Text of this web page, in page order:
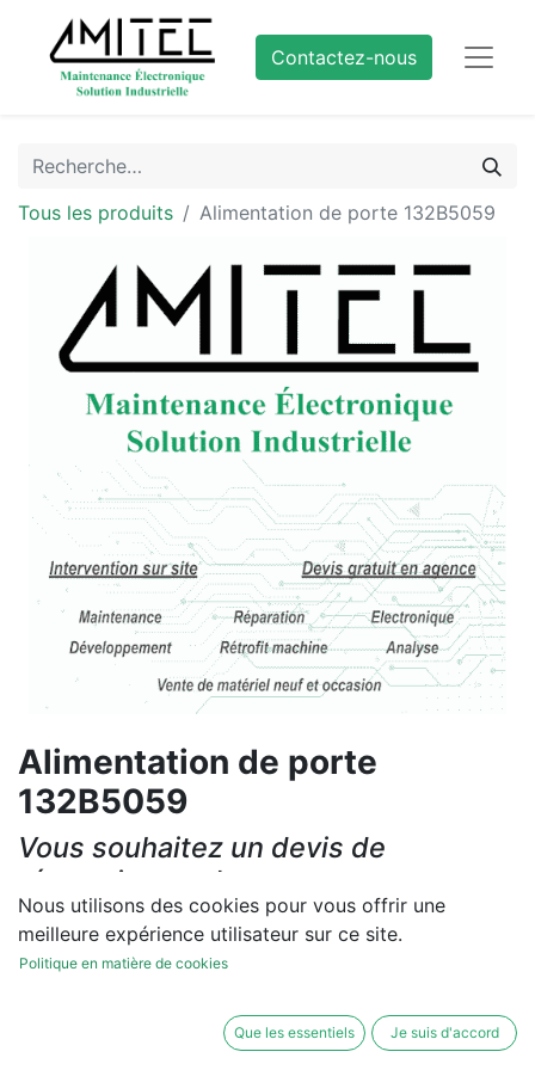
Contactez-nous
Tous les produits Alimentation de porte 132B5059
Alimentation de porte
132B5059
Vous souhaitez un devis de
réparation ou de vente, un
diagnostic sur site?
Contactez-nous
Nous utilisons des cookies pour vous offrir une
meilleure expérience utilisateur sur ce site.
Politique en matière de cookies
Que les essentiels Je suis d'accord